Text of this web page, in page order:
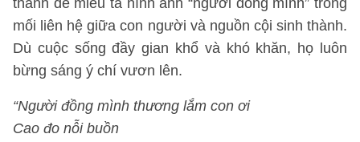
thành để miêu tả hình ảnh “người đồng mình” trong
mối liên hệ giữa con người và nguồn cội sinh thành.
Dù cuộc sống đầy gian khổ và khó khăn, họ luôn
bừng sáng ý chí vươn lên.
“Người đồng mình thương lắm con ơi
Cao đo nỗi buồn